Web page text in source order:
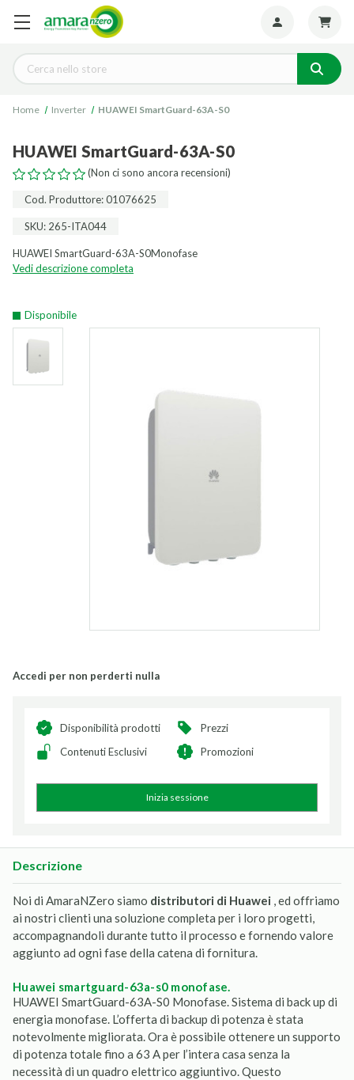
Cerca
Home Inverter HUAWEI SmartGuard-63A-S0
HUAWEI SmartGuard-63A-S0
(Non ci sono ancora recensioni)
Cod. Produttore: 01076625
SKU: 265-ITA044
HUAWEI SmartGuard-63A-S0Monofase
Vedi descrizione completa
Disponibile
Accedi per non perderti nulla
Disponibilità prodotti
Prezzi
Contenuti Esclusivi
Promozioni
Inizia sessione
Descrizione
Noi di AmaraNZero siamo distributori di Huawei , ed offriamo
ai nostri clienti una soluzione completa per i loro progetti,
accompagnandoli durante tutto il processo e fornendo valore
aggiunto ad ogni fase della catena di fornitura.
huawei smartguard-63a-s0 monofase.
HUAWEI SmartGuard-63A-S0 Monofase. Sistema di back up di
energia monofase. L’offerta di backup di potenza è stata
notevolmente migliorata. Ora è possibile ottenere un supporto
di potenza totale fino a 63 A per l’intera casa senza la
necessità di un quadro elettrico aggiuntivo. Questo